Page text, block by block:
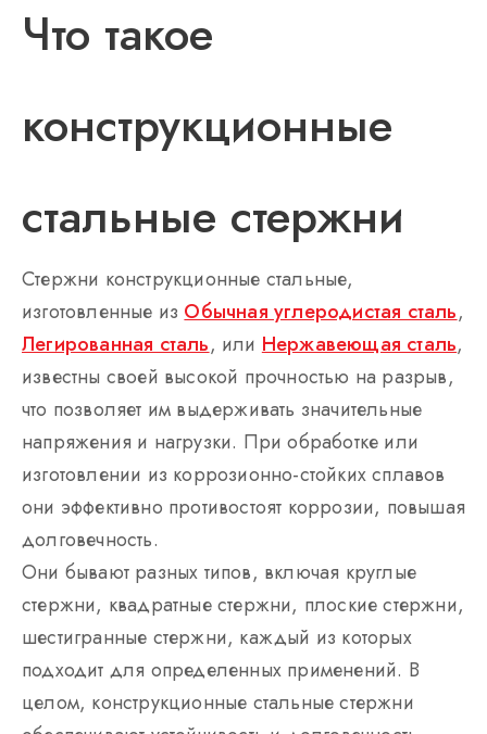
Что такое
конструкционные
стальные стержни
Стержни конструкционные стальные,
изготовленные из Обычная углеродистая сталь,
Легированная сталь, или Нержавеющая сталь,
известны своей высокой прочностью на разрыв,
что позволяет им выдерживать значительные
напряжения и нагрузки. При обработке или
изготовлении из коррозионно-стойких сплавов
они эффективно противостоят коррозии, повышая
долговечность.
Они бывают разных типов, включая круглые
стержни, квадратные стержни, плоские стержни,
шестигранные стержни, каждый из которых
подходит для определенных применений. В
целом, конструкционные стальные стержни